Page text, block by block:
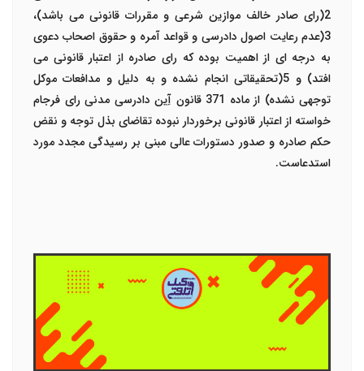
2(رای صادر خالف موازین شرعی و مقررات قانونی می باشد)،
3(عدم رعایت اصول دادرسی و قواعد آمره و حقوق اصحاب دعوی
به درجه ای از اهمیت بوده که رای صادره از اعتبار قانونی می
افتد) و 5(تحقیقاتی انجام نشده و به دلیل و مدافعات موکل
توجهی نشده) از ماده 371 قانون آِین دادرسی مدنی رای فرجام
خواسته از اعتبار قانونی برخوردار نبوده تقاضای بذل توجه و نقض
حکم صادره و صدور دستورات عالی مبنی بر رسیدگی مجدد مورد
استدعاست.